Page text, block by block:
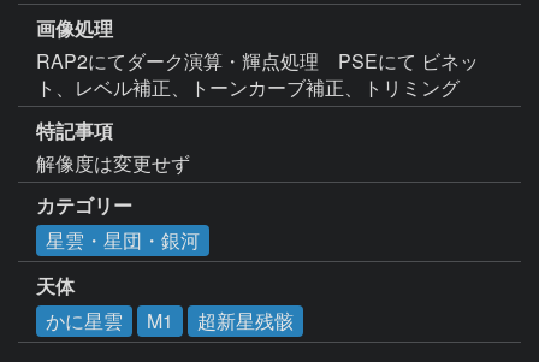
画像処理
RAP2にてダーク演算・輝点処理　PSEにて ビネッ
ト、レベル補正、トーンカーブ補正、トリミング
特記事項
解像度は変更せず
カテゴリー
星雲・星団・銀河
天体
かに星雲
M1 超新星残骸